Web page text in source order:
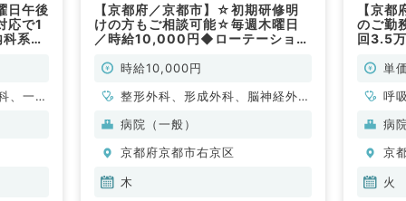
日午後
応で1
系／
、一般
【京都府／京都市】☆初期研修明
けの方もご相談可能☆毎週木曜日
／時給10,000円◆ローテーション
です（外科系／非常勤）
時給10,000円
整形外科、形成外科、脳神経外
科、呼吸器外科、心臓血管外科、
般、一般外科、消化器外科、乳腺
外科、大腸・肛門外科
病院（一般）
京都府京都市右京区
木
【京
のご勤
回3.5
単
呼
内
外
科
病
京
火